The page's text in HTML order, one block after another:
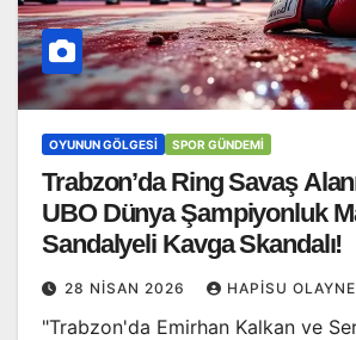
OYUNUN GÖLGESI SPOR GÜNDEMI
Trabzon’da Ring Savaş
UBO Dünya Şampiyonluk
Sandalyeli Kavga Skandalı!
28 NISAN 2026 HAPISU
"Trabzon'da Emirhan Kalkan ve